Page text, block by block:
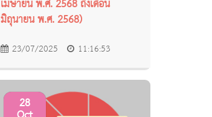
เมษายน พ.ศ. 2568 ถึงเดือน
มิถุนายน พ.ศ. 2568)
23/07/2025 11:16:53
28